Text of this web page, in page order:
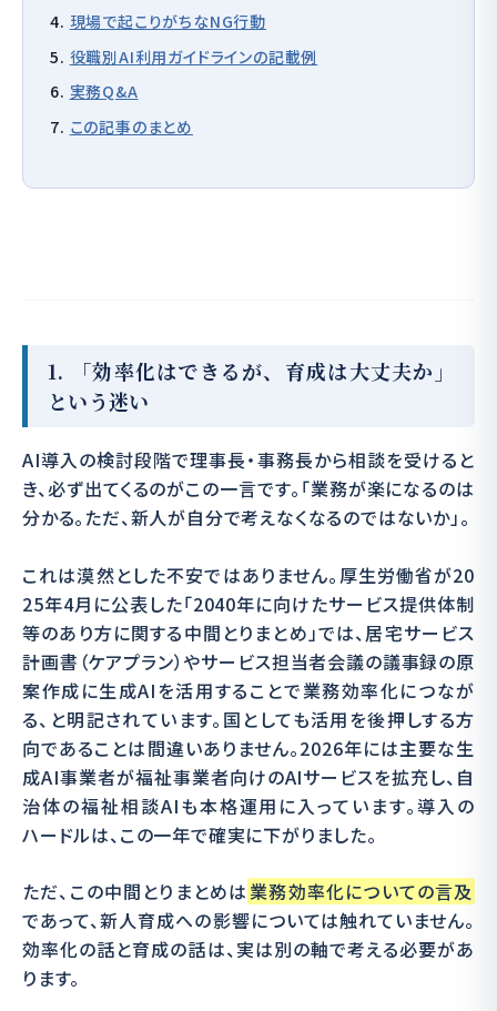
現場で起こりがちなNG行動
役職別AI利用ガイドラインの記載例
実務Q&A
この記事のまとめ
1. 「効率化はできるが、育成は大丈夫か」
という迷い
AI導入の検討段階で理事長・事務長から相談を受けると
き、必ず出てくるのがこの一言です。「業務が楽になるのは
分かる。ただ、新人が自分で考えなくなるのではないか」。
これは漠然とした不安ではありません。厚生労働省が20
25年4月に公表した「2040年に向けたサービス提供体制
等のあり方に関する中間とりまとめ」では、居宅サービス
計画書（ケアプラン）やサービス担当者会議の議事録の原
案作成に生成AIを活用することで業務効率化につなが
る、と明記されています。国としても活用を後押しする方
向であることは間違いありません。2026年には主要な生
成AI事業者が福祉事業者向けのAIサービスを拡充し、自
治体の福祉相談AIも本格運用に入っています。導入の
ハードルは、この一年で確実に下がりました。
ただ、この中間とりまとめは業務効率化についての言及
であって、新人育成への影響については触れていません。
効率化の話と育成の話は、実は別の軸で考える必要があ
ります。